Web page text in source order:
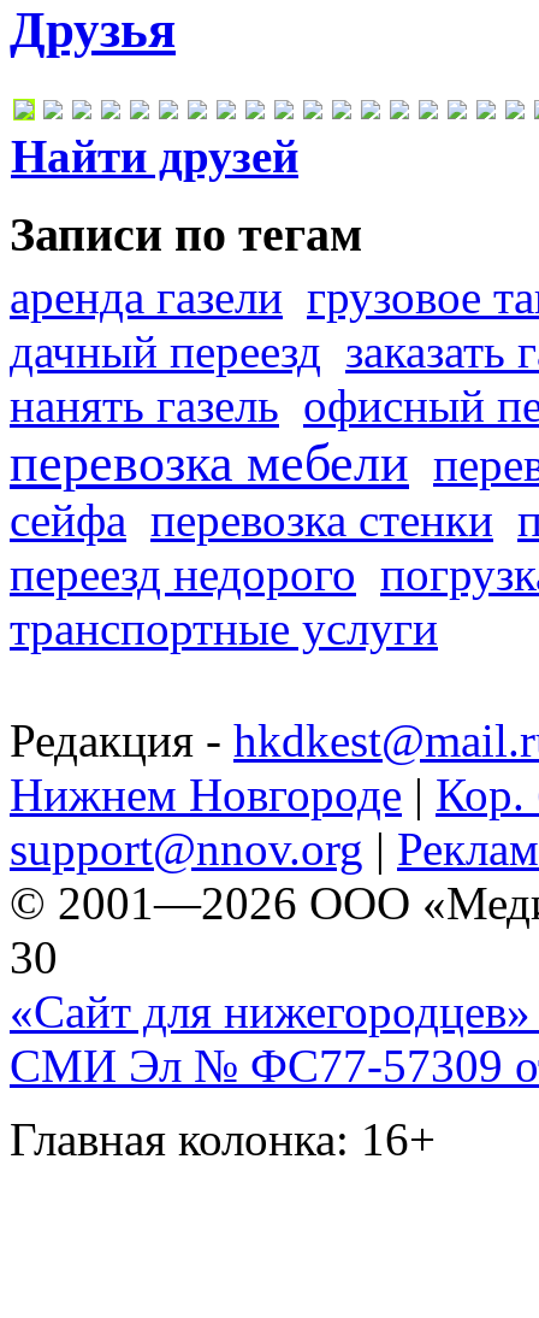
Друзья
Найти друзей
Записи по тегам
аренда газели грузовое
дачный переезд заказать
нанять газель офисный
перевозка мебели
сейфа перевозка стенки
переезд недорого
транспортные услуги
Редакция -
Нижнем Новгороде | Кор.
support@nnov.org |
© 2001—2026 ООО
30
«Сайт для нижегородцев»
СМИ Эл № ФС77-57309
Главная колонка: 16+